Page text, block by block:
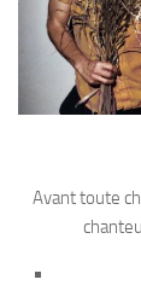
Avant toute